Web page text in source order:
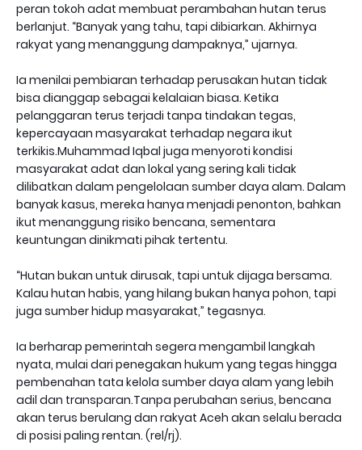
peran tokoh adat membuat perambahan hutan terus
berlanjut. “Banyak yang tahu, tapi dibiarkan. Akhirnya
rakyat yang menanggung dampaknya,” ujarnya.
Ia menilai pembiaran terhadap perusakan hutan tidak
bisa dianggap sebagai kelalaian biasa. Ketika
pelanggaran terus terjadi tanpa tindakan tegas,
kepercayaan masyarakat terhadap negara ikut
terkikis.Muhammad Iqbal juga menyoroti kondisi
masyarakat adat dan lokal yang sering kali tidak
dilibatkan dalam pengelolaan sumber daya alam. Dalam
banyak kasus, mereka hanya menjadi penonton, bahkan
ikut menanggung risiko bencana, sementara
keuntungan dinikmati pihak tertentu.
“Hutan bukan untuk dirusak, tapi untuk dijaga bersama.
Kalau hutan habis, yang hilang bukan hanya pohon, tapi
juga sumber hidup masyarakat,” tegasnya.
Ia berharap pemerintah segera mengambil langkah
nyata, mulai dari penegakan hukum yang tegas hingga
pembenahan tata kelola sumber daya alam yang lebih
adil dan transparan.Tanpa perubahan serius, bencana
akan terus berulang dan rakyat Aceh akan selalu berada
di posisi paling rentan. (rel/rj).